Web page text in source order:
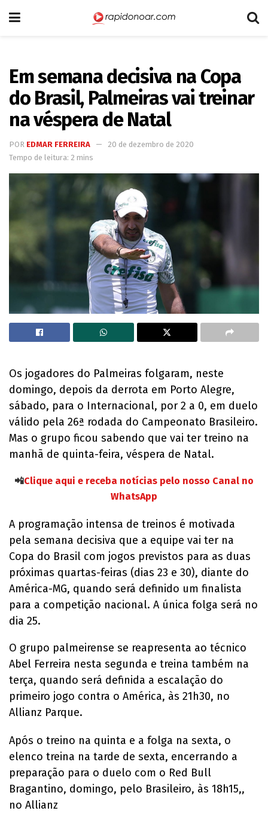
Em semana decisiva na Copa
do Brasil, Palmeiras vai treinar
na véspera de Natal
POR EDMAR FERREIRA
20 de dezembro de 2020
Tempo de leitura: 2 mins
Os jogadores do Palmeiras folgaram, neste
domingo, depois da derrota em Porto Alegre,
sábado, para o Internacional, por 2 a 0, em duelo
válido pela 26ª rodada do Campeonato Brasileiro.
Mas o grupo ficou sabendo que vai ter treino na
manhã de quinta-feira, véspera de Natal.
📲Clique aqui e receba notícias pelo nosso Canal no
WhatsApp
A programação intensa de treinos é motivada
pela semana decisiva que a equipe vai ter na
Copa do Brasil com jogos previstos para as duas
próximas quartas-feiras (dias 23 e 30), diante do
América-MG, quando será definido um finalista
para a competição nacional. A única folga será no
dia 25.
O grupo palmeirense se reapresenta ao técnico
Abel Ferreira nesta segunda e treina também na
terça, quando será definida a escalação do
primeiro jogo contra o América, às 21h30, no
Allianz Parque.
Após o treino na quinta e a folga na sexta, o
elenco treina na tarde de sexta, encerrando a
preparação para o duelo com o Red Bull
Bragantino, domingo, pelo Brasileiro, às 18h15,,
no Allianz